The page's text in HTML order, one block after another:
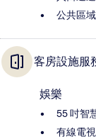
公共區
客房設施服
娛樂
55 吋智
有線電